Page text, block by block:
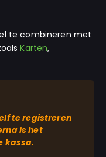
te combineren met
Karten,
te registreren
is het
kassa.